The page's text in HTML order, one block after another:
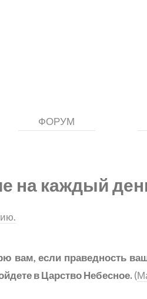
ФОРУМ
на каждый
вам, если праведность
в Царство Небесное. (